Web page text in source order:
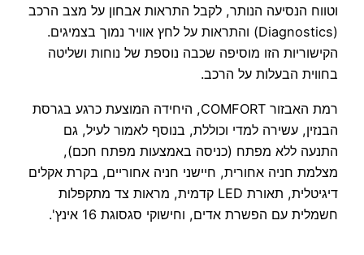
וטווח הנסיעה הנותר, לקבל התראות אבחון על מצב הרכב
(Diagnostics) והתראות על לחץ אוויר נמוך בצמיגים.
הקישוריות הזו מוסיפה שכבה נוספת של נוחות ושליטה
בחווית הבעלות על הרכב.
רמת האבזור COMFORT, היחידה המוצעת כרגע בגרסת
הבנזין, עשירה למדי וכוללת, בנוסף לאמור לעיל, גם
התנעה ללא מפתח (כניסה באמצעות מפתח חכם),
מצלמת חניה אחורית, חיישני חניה אחוריים, בקרת אקלים
דיגיטלית, תאורת LED קדמית, מראות צד מתקפלות
חשמלית עם הפשרת אדים, וחישוקי סגסוגת 16 אינץ'.